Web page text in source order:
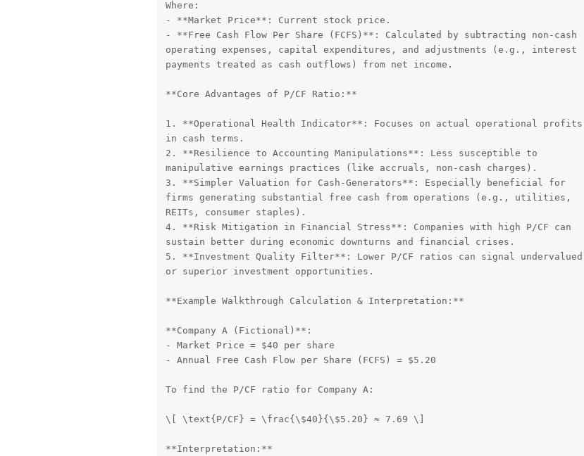
Where:
- **Market Price**: Current stock price.
- **Free Cash Flow Per Share (FCFS)**: Calculated by subtracting non-cash
operating expenses, capital expenditures, and adjustments (e.g., interest
payments treated as cash outflows) from net income.
**Core Advantages of P/CF Ratio:**
1. **Operational Health Indicator**: Focuses on actual operational profits
in cash terms.
2. **Resilience to Accounting Manipulations**: Less susceptible to
manipulative earnings practices (like accruals, non-cash charges).
3. **Simpler Valuation for Cash-Generators**: Especially beneficial for
firms generating substantial free cash from operations (e.g., utilities,
REITs, consumer staples).
4. **Risk Mitigation in Financial Stress**: Companies with high P/CF can
sustain better during economic downturns and financial crises.
5. **Investment Quality Filter**: Lower P/CF ratios can signal undervalued
or superior investment opportunities.
**Example Walkthrough Calculation & Interpretation:**
**Company A (Fictional)**:
- Market Price = $40 per share
- Annual Free Cash Flow per Share (FCFS) = $5.20
To find the P/CF ratio for Company A:
\[ \text{P/CF} = \frac{\$40}{\$5.20} ≈ 7.69 \]
**Interpretation:**